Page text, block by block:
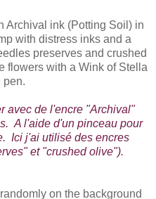
Archival ink (Potting Soil) in
with distress inks and a
preserves and crushed
flowers with a Wink of Stella
pen.
avec de l'encre "Archival"
A l'aide d'un pinceau pour
Ici j'ai utilisé des encres
et "crushed olive").
on the background